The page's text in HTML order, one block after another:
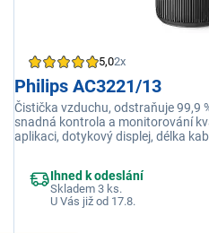
5,02x
Philips AC3221/13
Čistička vzduchu, odstraňuje 99,9
snadná kontrola a monitorování
aplikaci, dotykový displej, délka
Ihned k odeslání
Skladem 3 ks.
U Vás již od 17.8.